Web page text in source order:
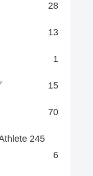
28
13
1
15
70
245
6